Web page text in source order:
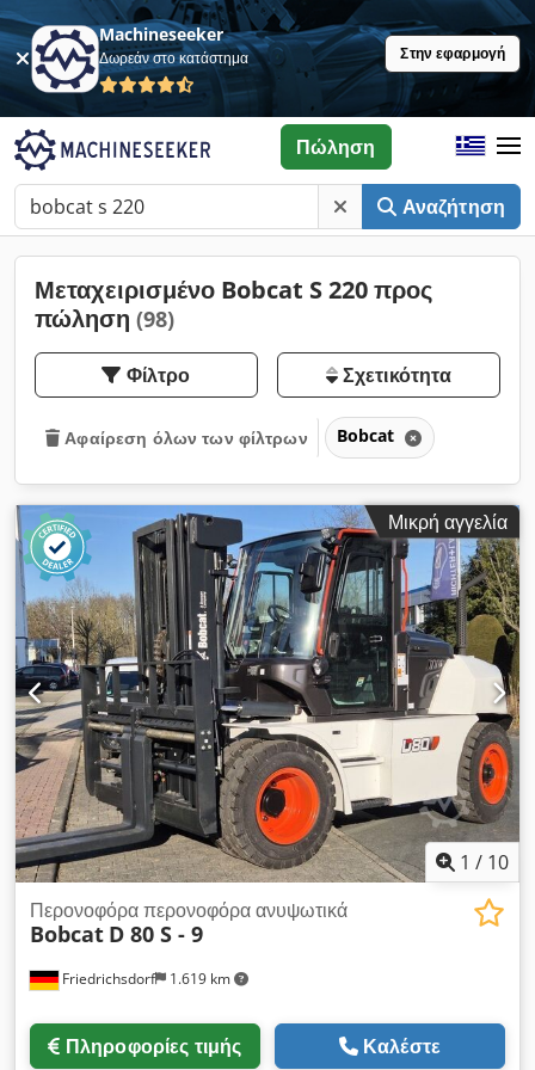
Machineseeker
Δωρεάν στο κατάστημα Στην εφαρμογή
Αναζήτηση
Πώληση
Μεταχειρισμένο Bobcat S 220 προς
πώληση (98)
Φίλτρο Σχετικότητα
Αφαίρεση όλων των φίλτρων Bobcat
Μικρή αγγελία
1 / 10
Friedrichsdorf 1.619 km
Περονοφόρα περονοφόρα ανυψωτικά
Bobcat D 80 S - 9
Πληροφορίες τιμής Καλέστε